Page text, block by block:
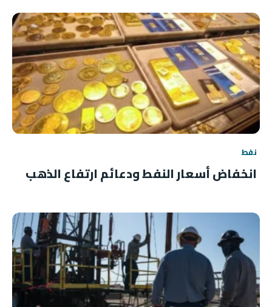
نفط
انخفاض أسعار النفط ودعائم ارتفاع الذهب